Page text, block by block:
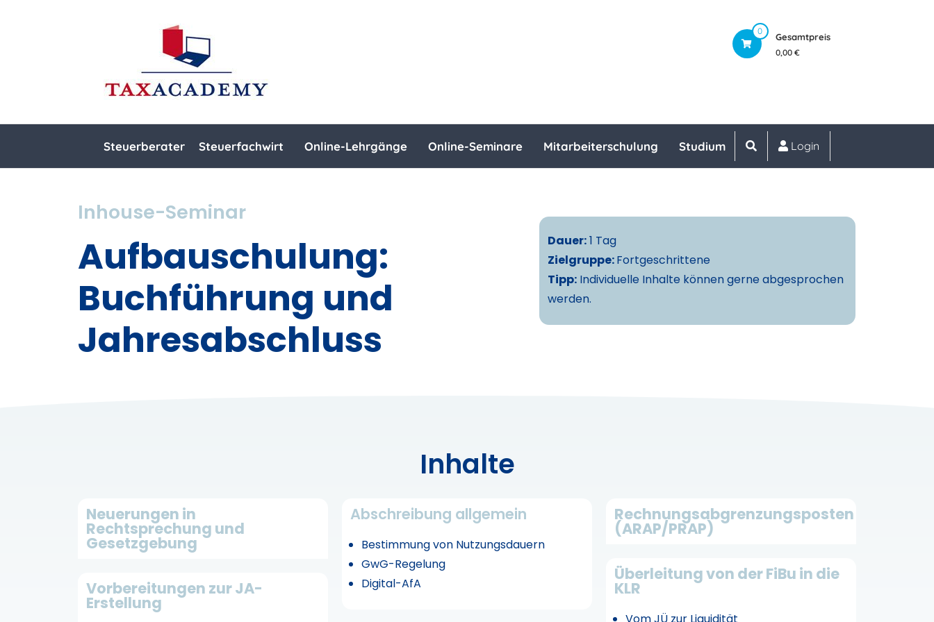
0
Gesamtpreis
0,00 €
Login
Steuerberater Steuerfachwirt Online-Lehrgänge Online-Seminare Mitarbeiterschulung Studium
Inhouse-Seminar
Aufbauschulung:
Buchführung und
Jahresabschluss
Dauer:1 Tag
Zielgruppe:Fortgeschrittene
Tipp: Individuelle Inhalte können gerne abgesprochen
werden.
Inhalte
Neuerungen in
Rechtsprechung und
Gesetzgebung
Vorbereitungen zur JA-
Erstellung
Abschreibung allgemein
Bestimmung von Nutzungsdauern
GwG-Regelung
Digital-AfA
Rechnungsabgrenzungsposten
(ARAP/PRAP)
Überleitung von der FiBu in die
KLR